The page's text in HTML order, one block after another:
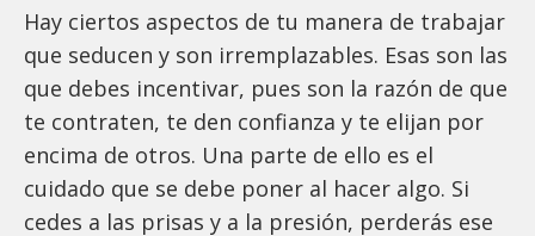
Hay ciertos aspectos de tu manera de trabajar
que seducen y son irremplazables. Esas son las
que debes incentivar, pues son la razón de que
te contraten, te den confianza y te elijan por
encima de otros. Una parte de ello es el
cuidado que se debe poner al hacer algo. Si
cedes a las prisas y a la presión, perderás ese